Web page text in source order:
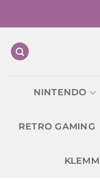
NINTENDO
RETRO GAMING